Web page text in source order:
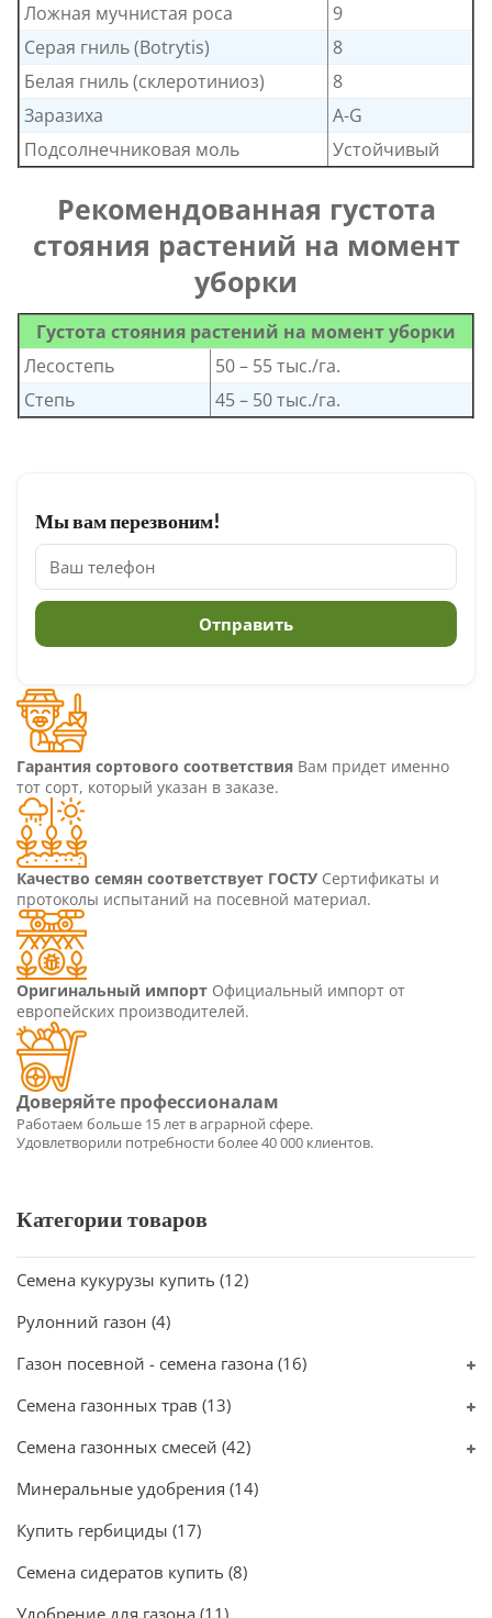
Ложная мучнистая роса
9
Серая гниль (Botrytis)
8
Белая гниль (склеротиниоз)
8
Заразиха
A-G
Подсолнечниковая моль
Устойчивый
Рекомендованная густота
стояния растений на момент
уборки
Густота стояния растений на момент уборки
Лесостепь
50 – 55 тыс./га.
Степь
45 – 50 тыс./га.
Мы вам перезвоним!
Гарантия сортового соответствия Вам придет именно
тот сорт, который указан в заказе.
Качество семян соответствует ГОСТУ Сертификаты и
протоколы испытаний на посевной материал.
Оригинальный импорт Официальный импорт от
европейских производителей.
Категории товаров
Семена кукурузы купить (12)
Рулонний газон (4)
Газон посевной - семена газона (16)
Семена газонных трав (13)
Семена газонных смесей (42)
Минеральные удобрения (14)
Купить гербициды (17)
Семена сидератов купить (8)
Удобрение для газона (11)